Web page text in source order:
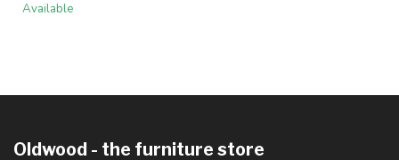
Available
Oldwood - the furniture store